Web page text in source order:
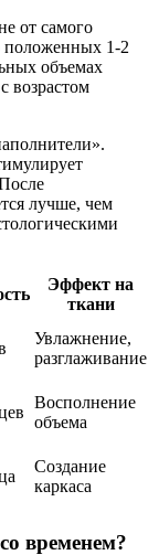
от самого
положенных 1-2
объемах
возрастом
лучше, чем
Эффект на
ткани
Увлажнение,
разглаживание
Восполнение
объема
Создание
каркаса
временем?